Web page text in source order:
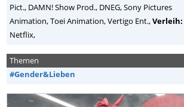
Pict., DAMN! Show Prod., DNEG, Sony Pictures
Animation, Toei Animation, Vertigo Ent.,Verleih:
Netflix,
Themen
#Gender&Lieben